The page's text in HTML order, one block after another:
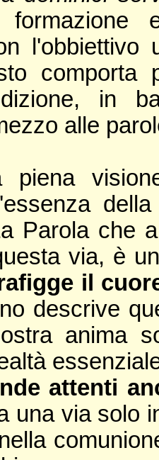
comporta
in
alle
piena
Parola che
via, è
il
descrive
anima
attenti
una via solo